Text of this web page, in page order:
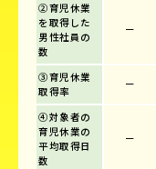
②育児休業
を取得した
男性社員の
数
ー
③育児休業
取得率
ー
④対象者の
育児休業の
平均取得日
数
ー